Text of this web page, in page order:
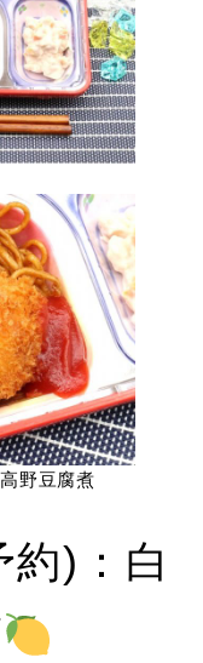
高野豆腐煮
)：白